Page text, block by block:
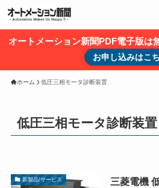
オートメーション新聞PDF電子版は
お申し込みはこ
ホーム 低圧三相モータ診断装置
低圧三相モータ診断装置
新製品/サービス
三菱電機